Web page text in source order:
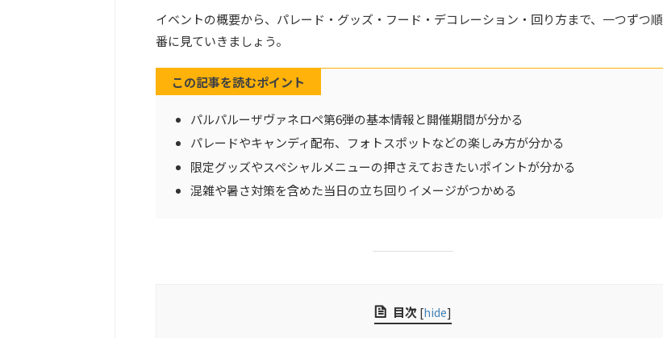
イベントの概要から、パレード・グッズ・フード・デコレーション・回り方まで、一つずつ順
番に見ていきましょう。
この記事を読むポイント
パルパルーザヴァネロペ第6弾の基本情報と開催期間が分かる
パレードやキャンディ配布、フォトスポットなどの楽しみ方が分かる
限定グッズやスペシャルメニューの押さえておきたいポイントが分かる
混雑や暑さ対策を含めた当日の立ち回りイメージがつかめる
目次[hide]